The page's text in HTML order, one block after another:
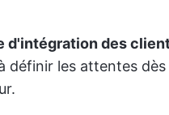
d'intégration des
définir les attentes